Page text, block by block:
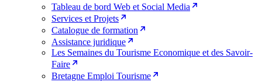
Tableau de bord Web et Social Media
Services et Projets
Catalogue de formation
Assistance juridique
Les Semaines du Tourisme Economique et des Savoir-
Faire
Bretagne Emploi Tourisme